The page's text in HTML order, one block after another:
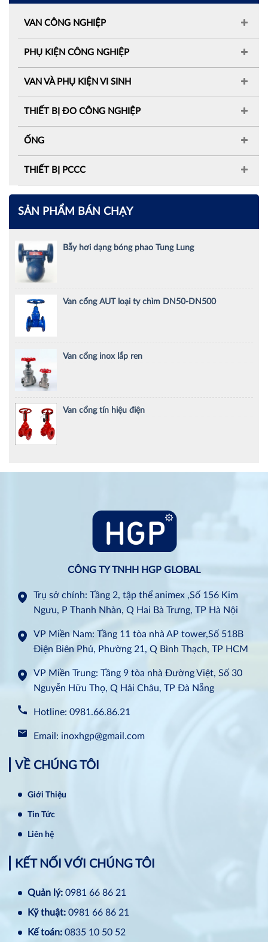
VAN CÔNG NGHIỆP
PHỤ KIỆN CÔNG NGHIỆP
VAN VÀ PHỤ KIỆN VI SINH
THIẾT BỊ ĐO CÔNG NGHIỆP
ỐNG
THIẾT BỊ PCCC
SẢN PHẨM BÁN CHẠY
Bẫy hơi dạng bóng phao Tung Lung
Van cổng AUT loại ty chìm DN50-DN500
Van cổng inox lắp ren
Van cổng tín hiệu điện
CÔNG TY TNHH HGP GLOBAL
Trụ sở chính: Tầng 2, tập thể animex ,Số 156 Kim
Ngưu, P Thanh Nhàn, Q Hai Bà Trưng, TP Hà Nội
VP Miền Nam: Tầng 11 tòa nhà AP tower,Số 518B
Điện Biên Phủ, Phường 21, Q Bình Thạch, TP HCM
VP Miền Trung: Tầng 9 tòa nhà Đường Việt, Số 30
Nguyễn Hữu Thọ, Q Hải Châu, TP Đà Nẵng
Hotline: 0981.66.86.21
Email: inoxhgp@gmail.com
VỀ CHÚNG TÔI
Giới Thiệu
Tin Tức
Liên hệ
KẾT NỐI VỚI CHÚNG TÔI
Quản lý: 0981 66 86 21
Kỹ thuật: 0981 66 86 21
Kế toán: 0835 10 50 52